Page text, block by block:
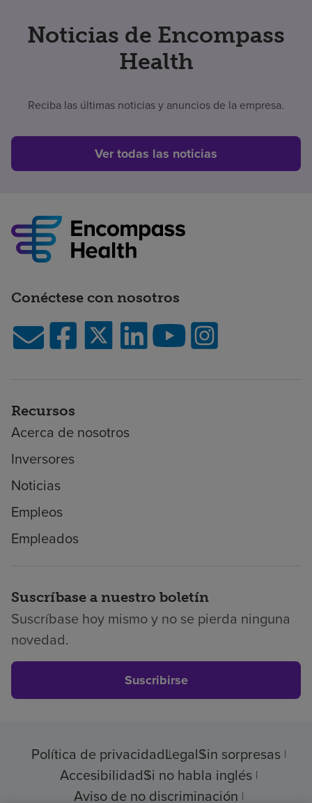
Noticias de Encompass
Health
Reciba las últimas noticias y anuncios de la empresa.
Ver todas las noticias
Conéctese con nosotros
Recursos
Acerca de nosotros
Inversores
Noticias
Empleos
Empleados
Suscríbase a nuestro boletín
Suscríbase hoy mismo y no se pierda ninguna
novedad.
Suscribirse
Política de privacidadLegalSin sorpresas
AccesibilidadSi no habla inglés
Aviso de no discriminación